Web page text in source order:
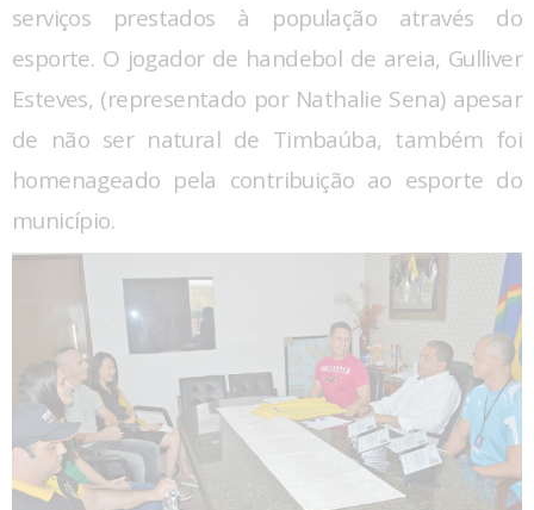
serviços prestados à população através do
esporte. O jogador de handebol de areia, Gulliver
Esteves, (representado por Nathalie Sena) apesar
de não ser natural de Timbaúba, também foi
homenageado pela contribuição ao esporte do
município.